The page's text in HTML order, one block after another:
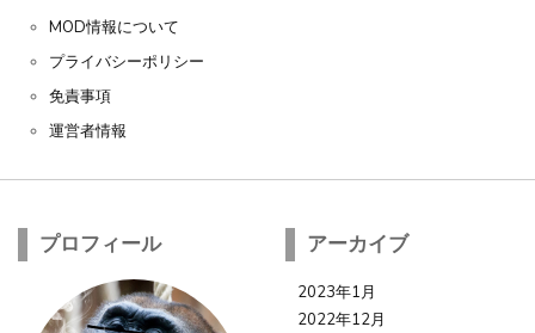
MOD情報について
プライバシーポリシー
免責事項
運営者情報
プロフィール アーカイブ
2023年1月
2022年12月